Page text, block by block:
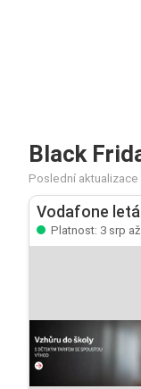
Black
Poslední aktualizace
Vodafone
Platnost: 3 srp